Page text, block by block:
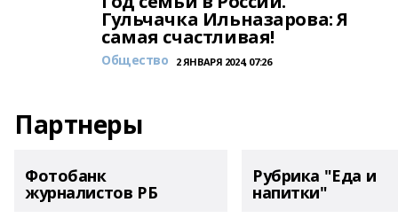
Гульчачка Ильназарова: Я
самая счастливая!
Общество 2 ЯНВАРЯ 2024, 07:26
Партнеры
Фотобанк
журналистов РБ
Рубрика "Еда и
напитки"